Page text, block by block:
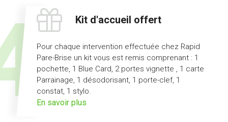
de
Kit d'accueil offert
Pour chaque intervention effectuée chez Rapid
Pare-Brise un kit vous est remis comprenant : 1
pochette, 1 Blue Card, 2 portes vignette , 1 carte
Parrainage, 1 désodorisant, 1 porte-clef, 1
constat, 1 stylo.
En savoir plus